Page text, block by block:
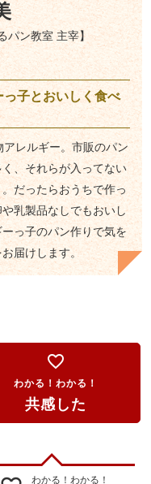
パン教室 主宰】
子とおいしく食べ
レルギー。市販のパン
、それらが入ってない
だったらおうちで作っ
乳製品なしでもおいし
っ子のパン作りで気を
届けします。
favorite_border
わかる！わかる！
共感した
わかる！わかる！